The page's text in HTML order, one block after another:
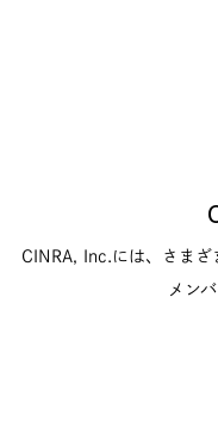
CINRA, Inc.には、さまざ
メン